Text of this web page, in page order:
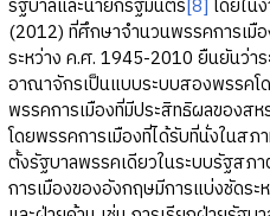
รัฐบาลและนายกรัฐมนตรี[8]โดยใน
(2012) ที่ศึกษาจำนวนพรรคการเมื
ระหว่าง ค.ศ. 1945-2010 ยืนยันว่า
อาณาจักรเป็นแบบระบบสองพรรคโ
พรรคการเมืองที่มีประสิทธิผลของส
โดยพรรคการเมืองที่ได้รับที่นั่งในสภ
ตั้งรัฐบาลพรรคเดียวในระบบรัฐสภา
การเมืองของอังกฤษมีการแบ่งชัดร